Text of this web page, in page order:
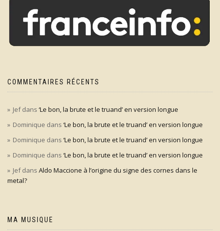
COMMENTAIRES RÉCENTS
Jefdans ‘Le bon, la brute et le truand’ en version longue
Dominique dans ‘Le bon, la brute et le truand’ en version longue
Dominique dans ‘Le bon, la brute et le truand’ en version longue
Dominique dans ‘Le bon, la brute et le truand’ en version longue
Jefdans Aldo Maccione à l’origine du signe des cornes dans le
metal?
MA MUSIQUE